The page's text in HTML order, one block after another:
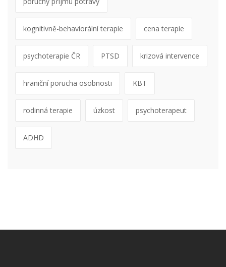
kognitivně-behaviorální terapie cena terapie
psychoterapie ČR PTSD krizová intervence
hraniční porucha osobnosti KBT
rodinná terapie úzkost psychoterapeut
ADHD